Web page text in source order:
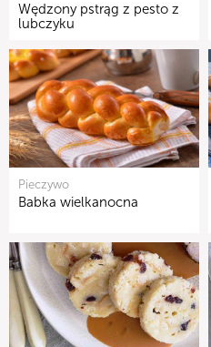
Wędzony pstrąg z pesto z
lubczyku
Pieczywo
Babka wielkanocna